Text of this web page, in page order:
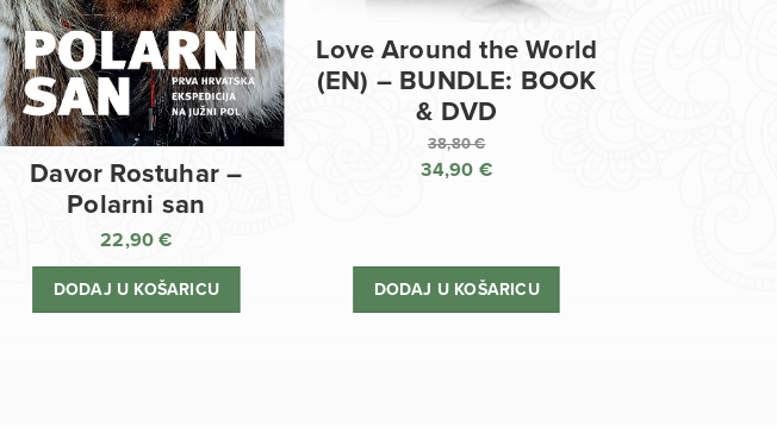
Davor Rostuhar –
Polarni san
22,90€
DODAJ U KOŠARICU
Love Around the World
(EN) – BUNDLE: BOOK
& DVD
38,80€
Izvorna
je:
38,80 €.
34,90 €
je:
34,90 €.
DODAJ U KOŠARICU